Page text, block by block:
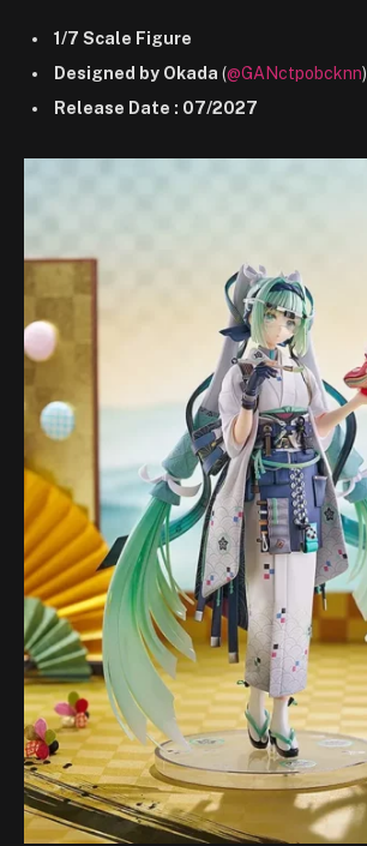
1/7 Scale Figure
Designed by Okada (@GANctpobcknn)
Release Date : 07/2027